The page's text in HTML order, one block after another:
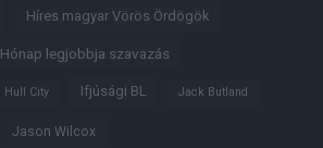
Híres magyar Vörös Ördögök
Hónap legjobbja szavazás
Hull City Ifjúsági BL Jack Butland
Jason Wilcox